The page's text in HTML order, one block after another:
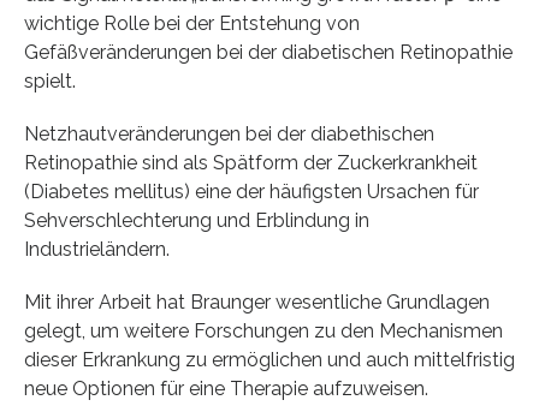
wichtige Rolle bei der Entstehung von
Gefäßveränderungen bei der diabetischen Retinopathie
spielt.
Netzhautveränderungen bei der diabethischen
Retinopathie sind als Spätform der Zuckerkrankheit
(Diabetes mellitus) eine der häufigsten Ursachen für
Sehverschlechterung und Erblindung in
Industrieländern.
Mit ihrer Arbeit hat Braunger wesentliche Grundlagen
gelegt, um weitere Forschungen zu den Mechanismen
dieser Erkrankung zu ermöglichen und auch mittelfristig
neue Optionen für eine Therapie aufzuweisen.